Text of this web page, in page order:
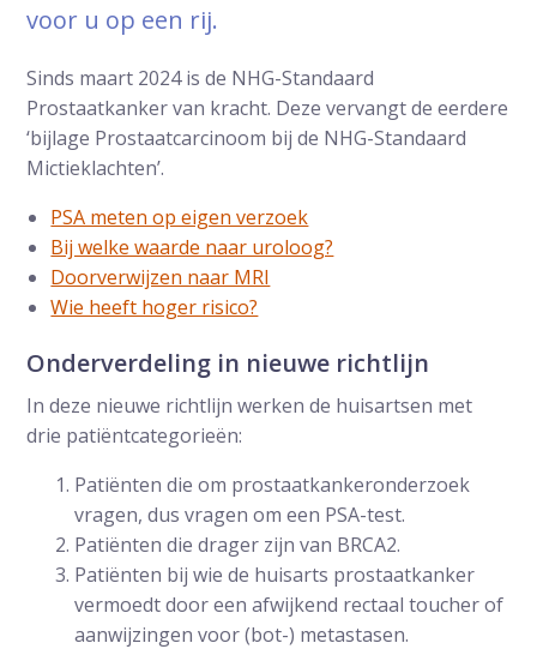
voor u op een rij.
Sinds maart 2024 is de NHG-Standaard
Prostaatkanker van kracht. Deze vervangt de eerdere
‘bijlage Prostaatcarcinoom bij de NHG-Standaard
Mictieklachten’.
PSA meten op eigen verzoek
Bij welke waarde naar uroloog?
Doorverwijzen naar MRI
Wie heeft hoger risico?
Onderverdeling in nieuwe richtlijn
In deze nieuwe richtlijn werken de huisartsen met
drie patiëntcategorieën:
Patiënten die om prostaatkankeronderzoek
vragen, dus vragen om een PSA-test.
Patiënten die drager zijn van BRCA2.
Patiënten bij wie de huisarts prostaatkanker
vermoedt door een afwijkend rectaal toucher of
aanwijzingen voor (bot-) metastasen.